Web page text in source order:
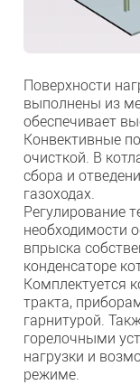
Поверхности
выполнены из
обеспечивает
Конвективные
очисткой. В
сбора и
газоходах.
Регулирование
необходимости
впрыска
конденсаторе
Комплектуется
тракта,
гарнитурой.
горелочными
нагрузки и
режиме.